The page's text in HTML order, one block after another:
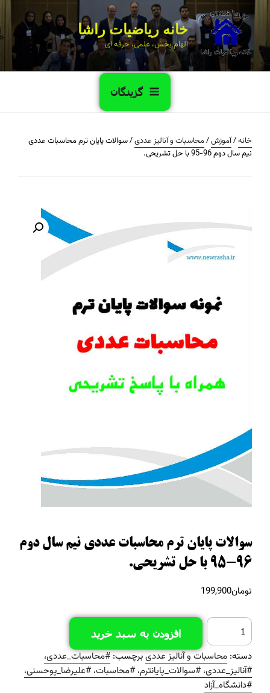
خانه ریاضیات راشا
الهام بخش، علمی، حرفه ای
گزینگان
خانه/آموزش/محاسبات و آنالیز عددی/ سوالات پایان ترم محاسبات عددی
نیم سال دوم 96-95 با حل تشریحی.
سوالات پایان ترم محاسبات عددی نیم سال دوم
96-95 با حل تشریحی.
تومان199,900
افزودن به سبد خرید
دسته: محاسبات و آنالیز عددیبرچسب:#محاسبات_عددی،
#آنالیز_عددی، #سوالات_پایانترم، #محاسبات، #علیرضا_پوحسنی،
#دانشگاه_آزاد